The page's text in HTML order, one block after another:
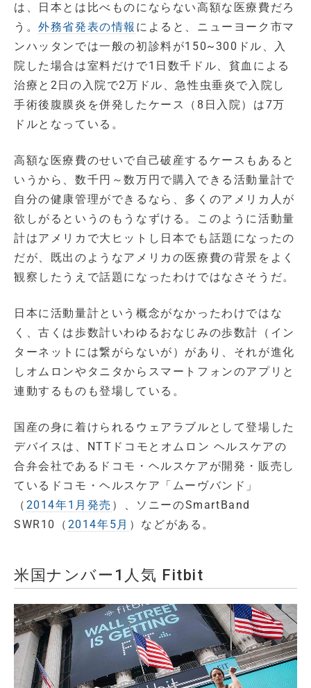
は、日本とは比べものにならない高額な医療費だろ
う。外務省発表の情報 によると、ニューヨーク市マ
ンハッタンでは一般の初診料が150~300ドル、入
院した場合は室料だけで1日数千ドル、貧血による
治療と2日の入院で2万ドル、急性虫垂炎で入院し
手術後腹膜炎を併発したケース（8日入院）は7万
ドルとなっている。
高額な医療費のせいで自己破産するケースもあると
いうから、数千円～数万円で購入できる活動量計で
自分の健康管理ができるなら、多くのアメリカ人が
欲しがるというのもうなずける。このように活動量
計はアメリカで大ヒットし日本でも話題になったの
だが、既出のようなアメリカの医療費の背景をよく
観察したうえで話題になったわけではなさそうだ。
日本に活動量計という概念がなかったわけではな
く、古くは歩数計いわゆるおなじみの歩数計（イン
ターネットには繋がらないが）があり、それが進化
しオムロンやタニタからスマートフォンのアプリと
連動するものも登場している。
国産の身に着けられるウェアラブルとして登場した
デバイスは、NTTドコモとオムロン ヘルスケアの
合弁会社であるドコモ・ヘルスケアが開発・販売し
ているドコモ・ヘルスケア「ムーヴバンド」
（ 2014年1月発売 ）、ソニーのSmartBand
SWR10（ 2014年5月 ）などがある。
米国ナンバー1人気 Fitbit